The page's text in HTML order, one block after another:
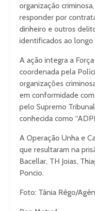
organização
responder por
dinheiro e outros
identificados ao longo
A ação integra a
coordenada pela
organizações
em conformidade
pelo Supremo
conhecida como
A Operação Unha e
que resultaram na
Bacellar, TH Joias,
Poncio.
Foto: Tânia Rêgo/